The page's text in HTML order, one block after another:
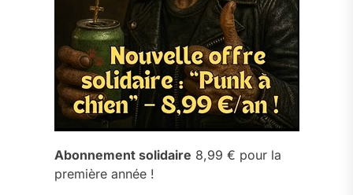
Abonnement solidaire 8,99 € pour la
première année !